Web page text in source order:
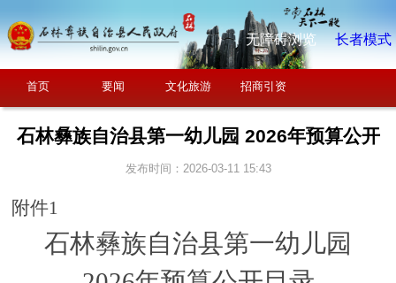
无障碍浏览 长者模式
首页 要闻 文化旅游 招商引资
石林彝族自治县第一幼儿园 2026年预算公开
发布时间：2026-03-11 15:43
附件1
石林彝族自治县第一幼儿园